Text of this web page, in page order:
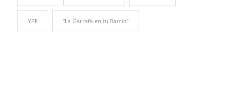
YPF “La Garrafa en tu Barrio”